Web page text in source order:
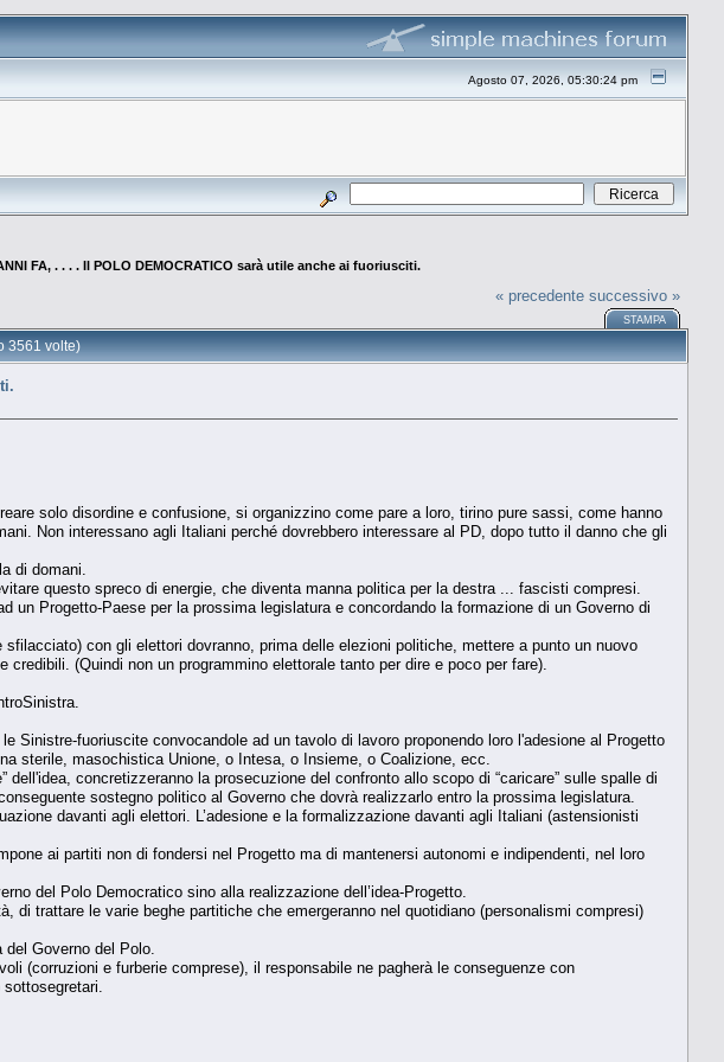
Agosto 07, 2026, 05:30:24 pm
FA, . . . . Il POLO DEMOCRATICO sarà utile anche ai fuoriusciti.
« precedente successivo »
STAMPA
3561 volte)
solo disordine e confusione, si organizzino come pare a loro, tirino pure sassi, come hanno
Non interessano agli Italiani perché dovrebbero interessare al PD, dopo tutto il danno che gli
di domani.
questo spreco di energie, che diventa manna politica per la destra ... fascisti compresi.
Progetto-Paese per la prossima legislatura e concordando la formazione di un Governo di
con gli elettori dovranno, prima delle elezioni politiche, mettere a punto un nuovo
(Quindi non un programmino elettorale tanto per dire e poco per fare).
Sinistre-fuoriuscite convocandole ad un tavolo di lavoro proponendo loro l'adesione al Progetto
sterile, masochistica Unione, o Intesa, o Insieme, o Coalizione, ecc.
concretizzeranno la prosecuzione del confronto allo scopo di “caricare” sulle spalle di
sostegno politico al Governo che dovrà realizzarlo entro la prossima legislatura.
davanti agli elettori. L’adesione e la formalizzazione davanti agli Italiani (astensionisti
ai partiti non di fondersi nel Progetto ma di mantenersi autonomi e indipendenti, nel loro
del Polo Democratico sino alla realizzazione dell’idea-Progetto.
di trattare le varie beghe partitiche che emergeranno nel quotidiano (personalismi compresi)
Governo del Polo.
(corruzioni e furberie comprese), il responsabile ne pagherà le conseguenze con